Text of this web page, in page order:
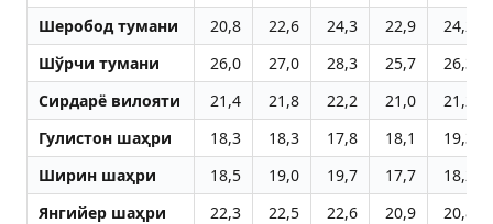
Шеробод тумани
20,8 22,6 24,3 22,9
24,2
Шўрчи тумани
26,0 27,0 28,3 25,7
26,3
Сирдарё вилояти
21,4 21,8 22,2 21,0
21,2
Гулистон шаҳри
18,3 18,3 17,8 18,1
19,3
Ширин шаҳри
18,5 19,0 19,7 17,7
18,2
Янгийер шаҳри
22,3 22,5 22,6 20,9
20,8